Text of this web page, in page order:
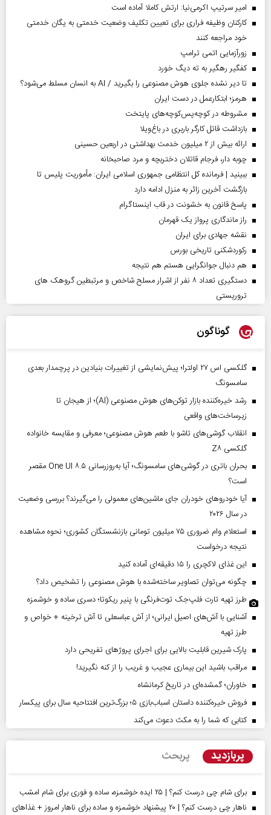
امیر سرتیپ اکرمی‌نیا: ارتش کاملا آماده است
کارکنان وظیفه فراری برای تعیین تکلیف وضعیت خدمتی به یگان خدمتی
خود مراجعه کنند
زورآزمایی اتمی ترامپ
کفگیر رهگیر به ته دیگ خورد
تا دیر نشده جلوی هوش مصنوعی را بگیرید / AI به انسان مسلط می‌شود؟
هرمز؛ ابتکارعمل در دست ایران
مشروطه در کوچه‌پس‌کوچه‌های پایتخت
بازداشت قاتل کارگر باربری در باغ‌ویلا
ارائه بیش از ۲ میلیون خدمت بهداشتی در اربعین حسینی
چوبه دار، فرجام قاتلان دختربچه و مرد صاحبخانه
ببینید | فرمانده کل انتظامی جمهوری اسلامی ایران­: مأموریت پلیس تا
بازگشت آخرین زائر به منزل ادامه دارد
پاسخ قانون به خشونت در قاب اینستاگرام
راز ماندگاری پرواز یک قهرمان
نقشه جهادی برای ایران
رکوردشکنی تاریخی بورس
هم دنبال جوانگرایی هستم هم نتیجه
دستگیری تعداد ۸ نفر از اشرار مسلح شاخص و مرتبطین گروهک های
تروریستی
گوناگون
گلکسی اس ۲۷ اولترا؛ پیش‌نمایشی از تغییرات بنیادین در پرچمدار بعدی
سامسونگ
رشد خیره‌کننده بازار توکن‌های هوش مصنوعی (AI)؛ از هیجان تا
زیرساخت‌های واقعی
انقلاب گوشی‌های تاشو‌ با طعم هوش مصنوعی؛ معرفی و مقایسه خانواده
گلکسی Z۸
بحران باتری در گوشی‌های سامسونگ؛ آیا به‌روزرسانی One UI ۸.۵ مقصر
است؟
آیا خودروهای خودران جای ماشین‌های معمولی را می‌گیرند؟ بررسی وضعیت
در سال ۲۰۲۶
استعلام وام ضروری ۷۵ میلیون تومانی بازنشستگان کشوری؛ نحوه مشاهده
نتیجه درخواست
این غذای لاکچری را ۱۵ دقیقه‌ای آماده کنید
چگونه می‌توان تصاویر ساخته‌شده با هوش مصنوعی را تشخیص داد؟
طرز تهیه تارت فلپ‌جک توت‌فرنگی با پنیر ریکوتا؛ دسری ساده و خوشمزه
آشنایی با آش‌های اصیل ایرانی؛ از آش عباسعلی تا آش ترخینه + خواص و
طرز تهیه
پارک شیرین قابلیت‌ بالایی برای اجرای پروژهای تفریحی دارد
مراقب باشید این بیماری عجیب و غریب را از کنه نگیرید!
خاوران؛ گمشده‌ای در تاریخ کرمانشاه
فروش خیره‌کننده داستان اسباب‌بازی ۵؛ بزرگ‌ترین افتتاحیه سال برای پیکسار
کتابی که شما را به مکث دعوت می‌کند
پربازدید پربحث
برای شام چی درست کنم؟ | ۲۵ ایده خوشمزه، ساده و فوری برای شام امشب
ناهار چی درست کنم؟ | ۲۰ پیشنهاد خوشمزه و ساده برای ناهار امروز + غذاهای